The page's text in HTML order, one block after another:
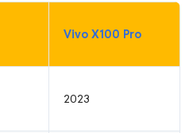
Vivo X100 Pro
2023